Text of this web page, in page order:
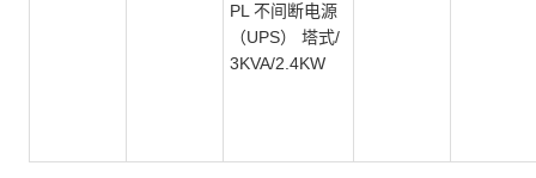
PL 不间断电源
（UPS） 塔式/
3KVA/2.4KW